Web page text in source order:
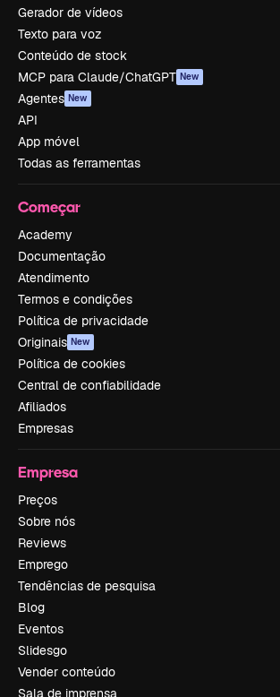
Gerador de vídeos
Texto para voz
Conteúdo de stock
MCP para Claude/ChatGPT New
Agentes New
API
App móvel
Todas as ferramentas
Começar
Academy
Documentação
Atendimento
Termos e condições
Política de privacidade
Originais New
Política de cookies
Central de confiabilidade
Afiliados
Empresas
Empresa
Preços
Sobre nós
Reviews
Emprego
Tendências de pesquisa
Blog
Eventos
Slidesgo
Vender conteúdo
Sala de imprensa